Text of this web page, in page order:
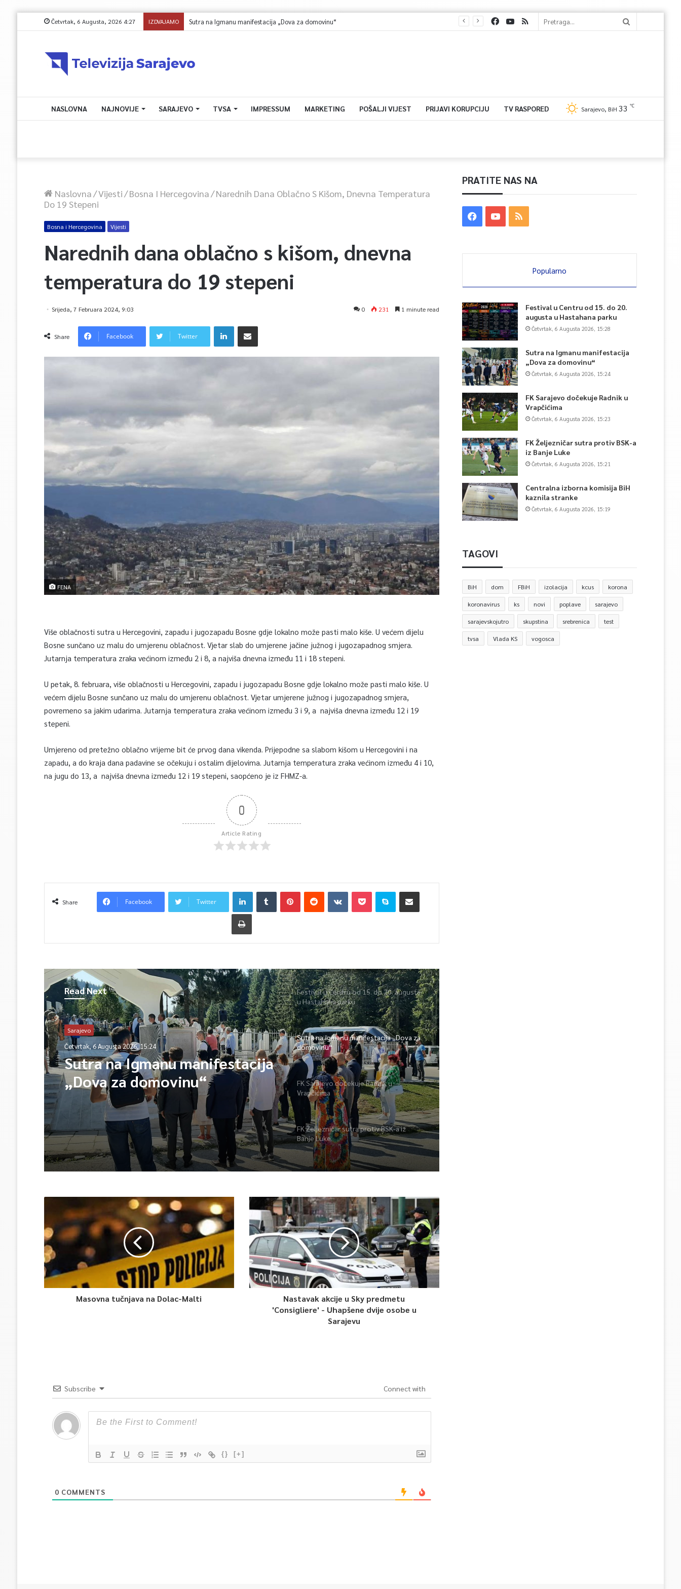
Četvrtak, 6 Augusta, 2026 4:27 IZDVAJAMO
NASLOVNA NAJNOVIJE SARAJEVO TVSA IMPRESSUM MARKETING POŠALJI VIJEST PRIJAVI KORUPCIJU TV RASPORED Sarajevo, BiH 33 ℃
Naslovna/Vijesti/Bosna I Hercegovina/Narednih Dana Oblačno S Kišom, Dnevna Temperatura
Do 19 Stepeni
Bosna i Hercegovina Vijesti
Narednih dana oblačno s kišom, dnevna
temperatura do 19 stepeni
Srijeda, 7 Februara 2024, 9:03 0 231 1 minute read
Share Facebook Twitter
FENA
Više oblačnosti sutra u Hercegovini, zapadu i jugozapadu Bosne gdje lokalno može pasti malo kiše. U većem dijelu
Bosne sunčano uz malu do umjerenu oblačnost. Vjetar slab do umjerene jačine južnog i jugozapadnog smjera.
Jutarnja temperatura zraka većinom između 2 i 8, a najviša dnevna između 11 i 18 stepeni.
U petak, 8. februara, više oblačnosti u Hercegovini, zapadu i jugozapadu Bosne gdje lokalno može pasti malo kiše. U
većem dijelu Bosne sunčano uz malu do umjerenu oblačnost. Vjetar umjerene južnog i jugozapadnog smjera,
povremeno sa jakim udarima. Jutarnja temperatura zraka većinom između 3 i 9, a najviša dnevna između 12 i 19
stepeni.
Umjereno od pretežno oblačno vrijeme bit će prvog dana vikenda. Prijepodne sa slabom kišom u Hercegovini i na
zapadu, a do kraja dana padavine se očekuju i ostalim dijelovima. Jutarnja temperatura zraka većinom između 4 i 10,
na jugu do 13, a najviša dnevna između 12 i 19 stepeni, saopćeno je iz FHMZ-a.
0
Article Rating
Share Facebook Twitter
Read Next
Sarajevo
Četvrtak, 6 Augusta 2026, 15:24
Sutra na Igmanu manifestacija
„Dova za domovinu“
Festival u Centru od 15. do 20. augusta
u Hastahana parku
Sutra na Igmanu manifestacija „Dova za
domovinu“
FK Sarajevo dočekuje Radnik u
Vrapčićima
FK Željezničar sutra protiv BSK-a iz
Banje Luke
Masovna tučnjava na Dolac-Malti
Nastavak akcije u Sky predmetu
'Consigliere' - Uhapšene dvije osobe u
Sarajevu
Subscribe Connect with
{} [+]
0 COMMENTS
PRATITE NAS NA
Popularno
Festival u Centru od 15. do 20.
augusta u Hastahana parku
Četvrtak, 6 Augusta 2026, 15:28
Sutra na Igmanu manifestacija
„Dova za domovinu“
Četvrtak, 6 Augusta 2026, 15:24
FK Sarajevo dočekuje Radnik u
Vrapčićima
Četvrtak, 6 Augusta 2026, 15:23
FK Željezničar sutra protiv BSK-a
iz Banje Luke
Četvrtak, 6 Augusta 2026, 15:21
Centralna izborna komisija BiH
kaznila stranke
Četvrtak, 6 Augusta 2026, 15:19
TAGOVI
BiH dom FBiH izolacija kcus korona
koronavirus ks novi poplave sarajevo
sarajevskojutro skupstina srebrenica test
tvsa Vlada KS vogosca